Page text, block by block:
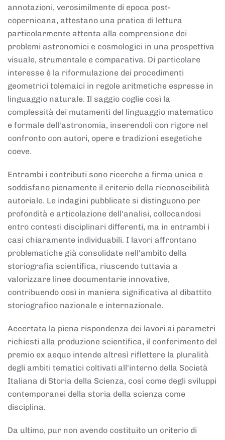
annotazioni, verosimilmente di epoca post-
copernicana, attestano una pratica di lettura
particolarmente attenta alla comprensione dei
problemi astronomici e cosmologici in una prospettiva
visuale, strumentale e comparativa. Di particolare
interesse è la riformulazione dei procedimenti
geometrici tolemaici in regole aritmetiche espresse in
linguaggio naturale. Il saggio coglie così la
complessità dei mutamenti del linguaggio matematico
e formale dell'astronomia, inserendoli con rigore nel
confronto con autori, opere e tradizioni esegetiche
coeve.
Entrambi i contributi sono ricerche a firma unica e
soddisfano pienamente il criterio della riconoscibilità
autoriale. Le indagini pubblicate si distinguono per
profondità e articolazione dell'analisi, collocandosi
entro contesti disciplinari differenti, ma in entrambi i
casi chiaramente individuabili. I lavori affrontano
problematiche già consolidate nell'ambito della
storiografia scientifica, riuscendo tuttavia a
valorizzare linee documentarie innovative,
contribuendo così in maniera significativa al dibattito
storiografico nazionale e internazionale.
Accertata la piena rispondenza dei lavori ai parametri
richiesti alla produzione scientifica, il conferimento del
premio ex aequo intende altresì riflettere la pluralità
degli ambiti tematici coltivati all'interno della Società
Italiana di Storia della Scienza, così come degli sviluppi
contemporanei della storia della scienza come
disciplina.
Da ultimo, pur non avendo costituito un criterio di